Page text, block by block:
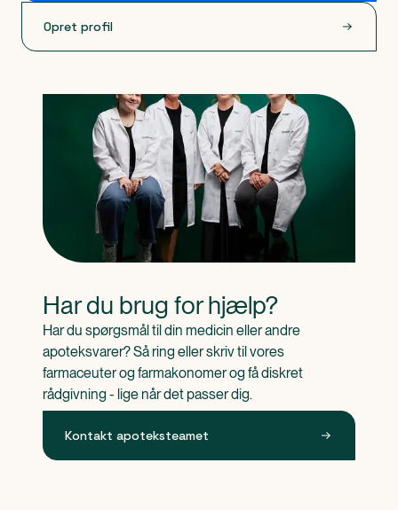
Opret profil
Har du brug for hjælp?
Har du spørgsmål til din medicin eller andre
apoteksvarer? Så ring eller skriv til vores
farmaceuter og farmakonomer og få diskret
rådgivning - lige når det passer dig.
Kontakt apoteksteamet